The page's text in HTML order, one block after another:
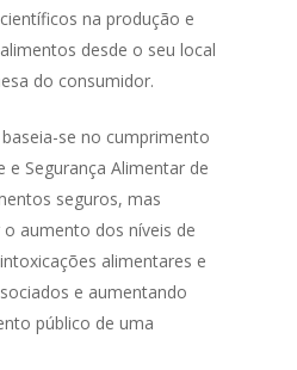
na produção e
desde o seu local
do consumidor.
se no cumprimento
e Segurança Alimentar de
seguros, mas
aumento dos níveis de
alimentares e
e aumentando
público de uma